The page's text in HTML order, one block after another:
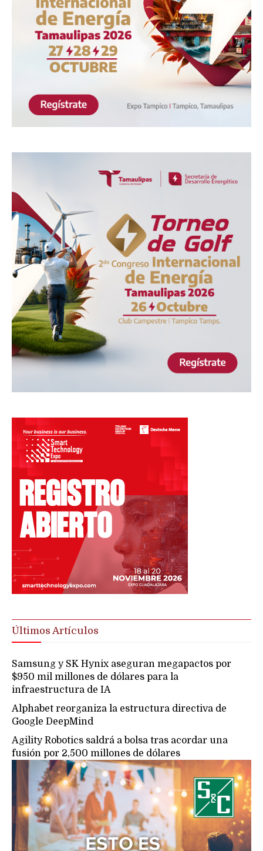
Últimos Artículos
Samsung y SK Hynix aseguran megapactos por
$950 mil millones de dólares para la
infraestructura de IA
Alphabet reorganiza la estructura directiva de
Google DeepMind
Agility Robotics saldrá a bolsa tras acordar una
fusión por 2,500 millones de dólares